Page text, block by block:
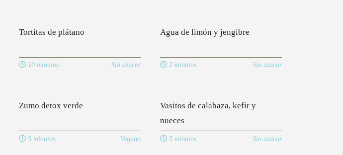
Tortitas de plátano
10 minutos Sin azúcar
Agua de limón y jengibre
2 minutos Sin azúcar
Zumo detox verde
5 minutos Vegano
Vasitos de calabaza, kefir y
nueces
5 minutos Sin azúcar